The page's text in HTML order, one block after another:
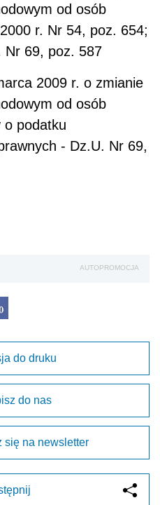
od osób
r. Nr 54, poz. 654;
Nr 69, poz. 587
2009 r. o zmianie
od osób
o podatku
- Dz.U. Nr 69,
AUTOPROMOCJA
do druku
do nas
się na newsletter